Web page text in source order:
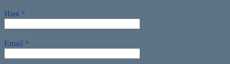
Имя *
Email *